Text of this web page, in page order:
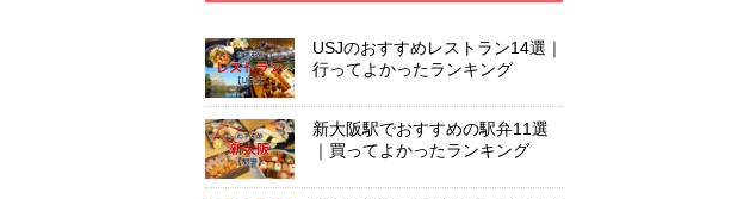
USJのおすすめレストラン14選｜
行ってよかったランキング
新大阪駅でおすすめの駅弁11選
｜買ってよかったランキング